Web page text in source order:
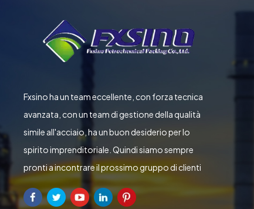
Fxsino ha un team eccellente, con forza tecnica
avanzata, con un team di gestione della qualità
simile all'acciaio, ha un buon desiderio per lo
spirito imprenditoriale. Quindi siamo sempre
pronti a incontrare il prossimo gruppo di clienti